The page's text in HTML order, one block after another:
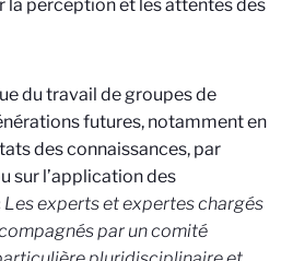
la perception et les attentes des
du travail de groupes de
futures, notamment en
des connaissances, par
sur l’application des
Les experts et expertes chargés
par un comité